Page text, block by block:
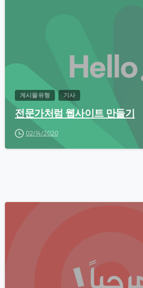
게시물 유형 기사
전문가처럼 웹사이트 만들기
02/14/2020